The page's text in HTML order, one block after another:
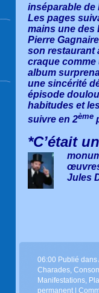
inséparable de
Les pages
mains une des
Pierre
son restaurant
craque comme
album
une sincérité
épisode
habitudes et
suivre en 2ème
*C’était
Jules
06:00 Publié dans
Charades
Manifestations
permanent |